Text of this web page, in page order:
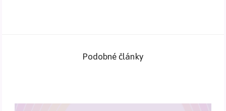
Podobné články